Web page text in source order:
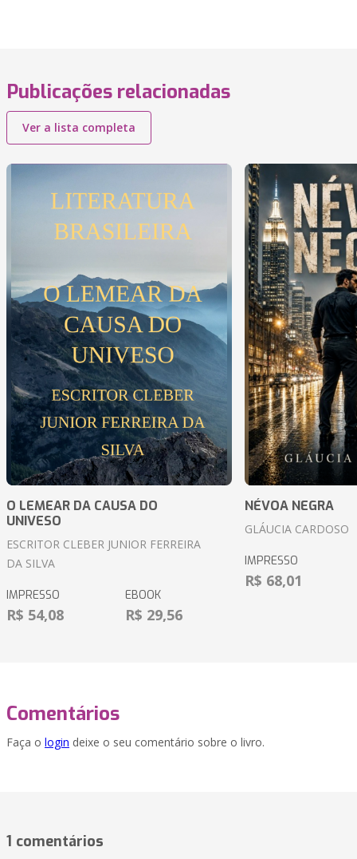
Publicações relacionadas
Ver a lista completa
O LEMEAR DA CAUSA DO
UNIVESO
ESCRITOR CLEBER JUNIOR FERREIRA
DA SILVA
IMPRESSO
R$ 54,08
EBOOK
R$ 29,56
NÉVOA NEGRA
GLÁUCIA CARDOSO
IMPRESSO
R$ 68,01
Comentários
Faça o login deixe o seu comentário sobre o livro.
1 comentários